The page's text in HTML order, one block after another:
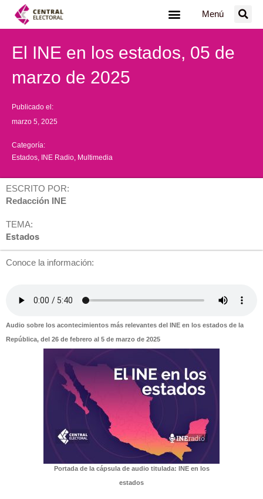
Menú
El INE en los estados, 05 de
marzo de 2025
Publicado el:
marzo 5, 2025
Categoría:
Estados INE Radio Multimedia
ESCRITO POR:
Redacción INE
TEMA:
Estados
Conoce la información:
Audio sobre los acontecimientos más relevantes del INE en los estados de la
República, del 26 de febrero al 5 de marzo de 2025
Portada de la cápsula de audio titulada: INE en los
estados